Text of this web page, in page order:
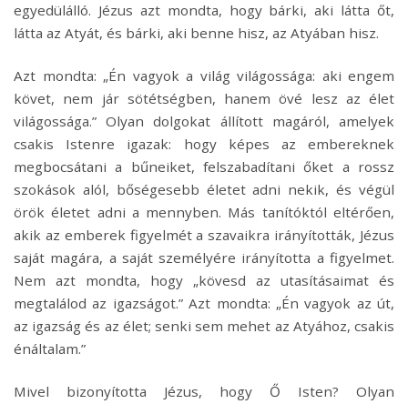
egyedülálló. Jézus azt mondta, hogy bárki, aki látta őt,
látta az Atyát, és bárki, aki benne hisz, az Atyában hisz.
Azt mondta: „Én vagyok a világ világossága: aki engem
követ, nem jár sötétségben, hanem övé lesz az élet
világossága.” Olyan dolgokat állított magáról, amelyek
csakis Istenre igazak: hogy képes az embereknek
megbocsátani a bűneiket, felszabadítani őket a rossz
szokások alól, bőségesebb életet adni nekik, és végül
örök életet adni a mennyben. Más tanítóktól eltérően,
akik az emberek figyelmét a szavaikra irányították, Jézus
saját magára, a saját személyére irányította a figyelmet.
Nem azt mondta, hogy „kövesd az utasításaimat és
megtalálod az igazságot.” Azt mondta: „Én vagyok az út,
az igazság és az élet; senki sem mehet az Atyához, csakis
énáltalam.”
Mivel bizonyította Jézus, hogy Ő Isten? Olyan